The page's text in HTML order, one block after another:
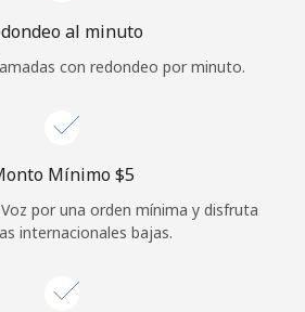
o
Continuar con
al minuto
con redondeo por minuto.
Mínimo ⁦$5⁩
por una orden mínima y disfruta
internacionales bajas.